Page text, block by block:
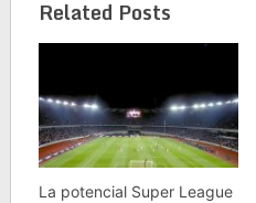
Related Posts
La potencial Super League